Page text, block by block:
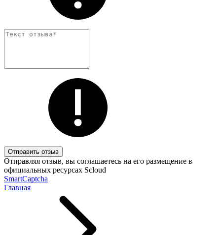
Отправить отзыв
Отправляя отзыв, вы соглашаетесь на его размещение в
официальных ресурсах Scloud
SmartCaptcha
Главная